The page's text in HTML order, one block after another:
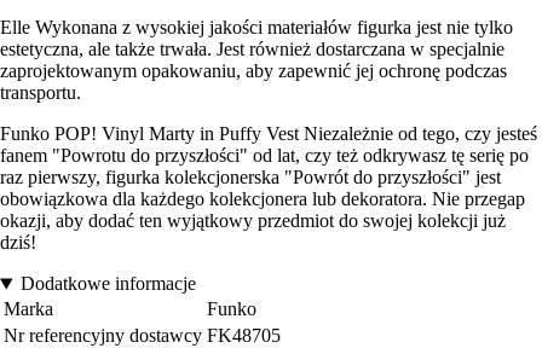
Elle Wykonana z wysokiej jakości materiałów figurka jest nie tylko
estetyczna, ale także trwała. Jest również dostarczana w specjalnie
zaprojektowanym opakowaniu, aby zapewnić jej ochronę podczas
transportu.
Funko POP! Vinyl Marty in Puffy Vest Niezależnie od tego, czy jesteś
fanem "Powrotu do przyszłości" od lat, czy też odkrywasz tę serię po
raz pierwszy, figurka kolekcjonerska "Powrót do przyszłości" jest
obowiązkowa dla każdego kolekcjonera lub dekoratora. Nie przegap
okazji, aby dodać ten wyjątkowy przedmiot do swojej kolekcji już
dziś!
Dodatkowe informacje
Marka
Funko
Nr referencyjny dostawcy FK48705